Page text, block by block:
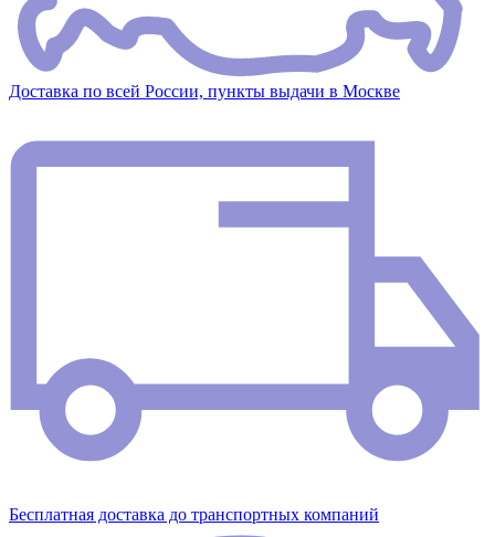
Доставка по всей России, пункты выдачи в Москве
Бесплатная доставка до транспортных компаний